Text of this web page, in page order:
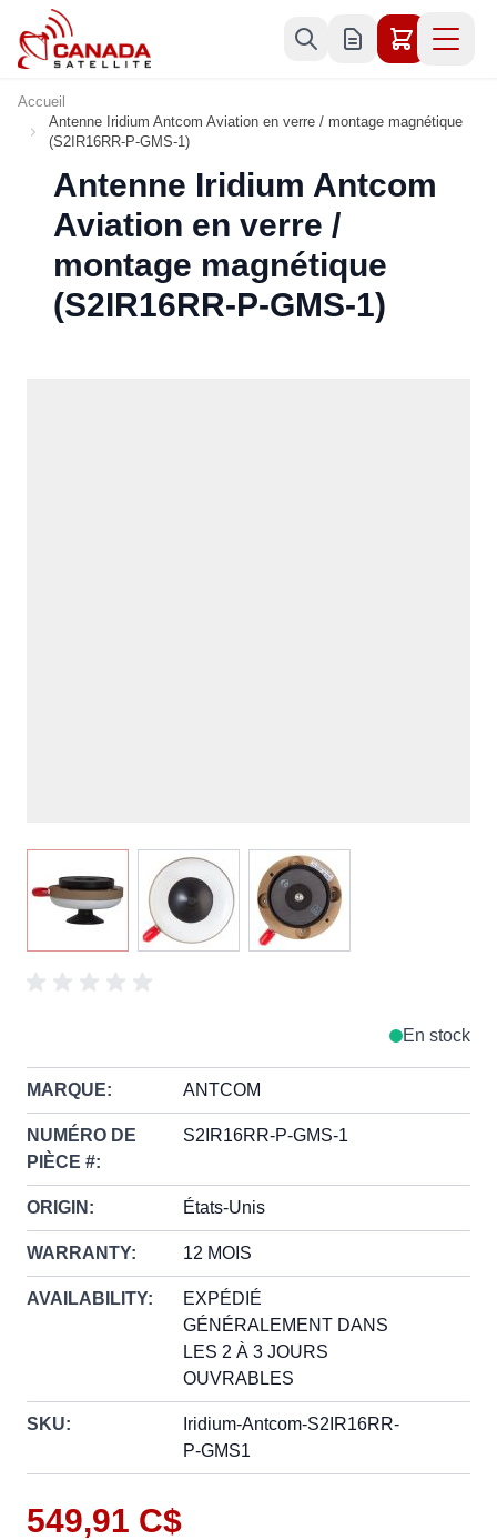
Allez au contenu
Accueil
Antenne Iridium Antcom Aviation en verre / montage magnétique
(S2IR16RR-P-GMS-1)
Antenne Iridium Antcom
Aviation en verre /
montage magnétique
(S2IR16RR-P-GMS-1)
View larger imageView larger imageView larger image
En stock
MARQUE: ANTCOM
NUMÉRO DE
PIÈCE #:
S2IR16RR-P-GMS-1
ORIGIN: États-Unis
WARRANTY: 12 MOIS
AVAILABILITY:
EXPÉDIÉ
GÉNÉRALEMENT DANS
LES 2 À 3 JOURS
OUVRABLES
SKU:
Iridium-Antcom-S2IR16RR-
P-GMS1
549,91 C$